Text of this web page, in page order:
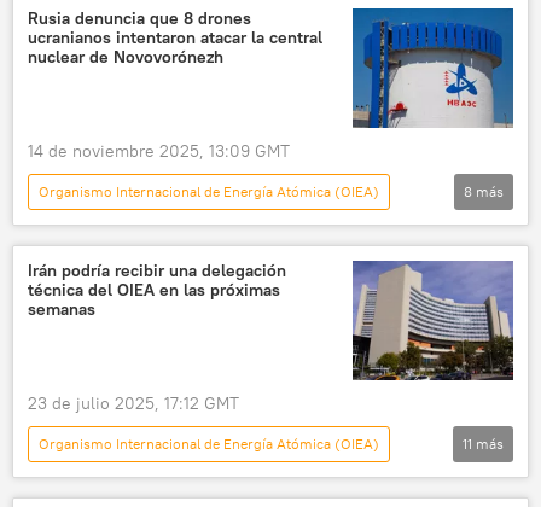
Programa nuclear de Irán
🌍 Oriente Medio
Rusia denuncia que 8 drones
ucranianos intentaron atacar la central
nuclear de Novovorónezh
14 de noviembre 2025, 13:09 GMT
Organismo Internacional de Energía Atómica (OIEA)
Defensa
Alexéi Lijachov
Rafael Grossi
planta nuclear
8 más
Irán podría recibir una delegación
técnica del OIEA en las próximas
semanas
23 de julio 2025, 17:12 GMT
Organismo Internacional de Energía Atómica (OIEA)
Internacional
política
Irán
11 más